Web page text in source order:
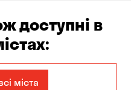
доступні в
міста